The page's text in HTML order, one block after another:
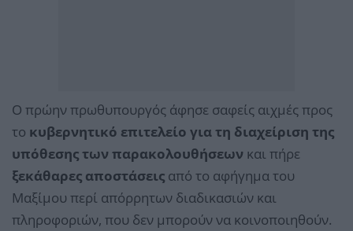
Ο πρώην πρωθυπουργός άφησε σαφείς αιχμές προς
το κυβερνητικό επιτελείο για τη διαχείριση της
υπόθεσης των παρακολουθήσεων και πήρε
ξεκάθαρες αποστάσεις από το αφήγημα του
Μαξίμου περί απόρρητων διαδικασιών και
πληροφοριών, που δεν μπορούν να κοινοποιηθούν.